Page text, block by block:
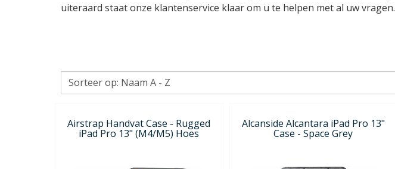
uiteraard staat onze klantenservice klaar om u te helpen met al uw vragen.
Airstrap Handvat Case - Rugged
iPad Pro 13" (M4/M5) Hoes
Alcanside Alcantara iPad Pro 13"
Case - Space Grey